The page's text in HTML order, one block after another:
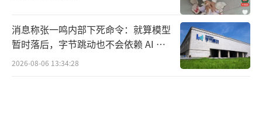
消息称张一鸣内部下死命令：就算模型
暂时落后，字节跳动也不会依赖 AI 蒸
馏技术
2026-08-06 13:34:28